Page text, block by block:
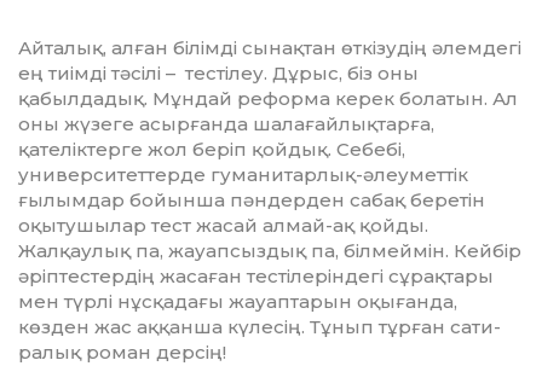
Айталық, алған білімді сынақтан өткізудің әлемдегі
ең тиімді тәсілі – тес­ті­леу. Дұрыс, біз оны
қабылдадық. Мұндай реформа керек болатын. Ал
оны жүзеге асырғанда шалағайлықтарға,
қателіктерге жол беріп қойдық. Себебі,
университеттерде гуманитарлық-әлеуметтік
ғылым­дар бойынша пәндерден сабақ беретін
оқытушылар тест жасай алмай-ақ қойды.
Жалқаулық па, жауапсыздық па, білмей­мін. Кейбір
әріптестердің жасаған тес­тіле­ріндегі сұрақтары
мен түрлі нұсқадағы жауаптарын оқығанда,
көзден жас аққанша күлесің. Тұнып тұрған сати­
ралық роман дерсің!